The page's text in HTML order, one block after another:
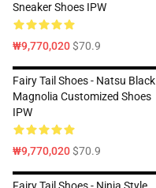
Sneaker Shoes IPW
₩9,770,020$70.9
Fairy Tail Shoes - Natsu Black
Magnolia Customized Shoes
IPW
₩9,770,020$70.9